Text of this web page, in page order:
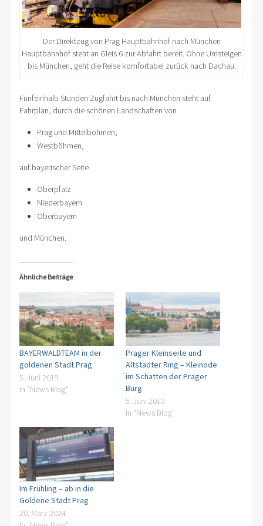
Der Direktzug von Prag Hauptbahnhof nach München
Hauptbahnhof steht an Gleis 6 zur Abfahrt bereit. Ohne Umsteigen
bis München, geht die Reise komfortabel zurück nach Dachau.
Fünfeinhalb Stunden Zugfahrt bis nach München steht auf
Fahrplan, durch die schönen Landschaften von
Prag und Mittelböhmen,
Westböhmen,
auf bayerischer Seite
Oberpfalz
Niederbayern
Oberbayern
und München.
Ähnliche Beiträge
BAYERWALDTEAM in der
goldenen Stadt Prag
5. Juni 2019
In "News Blog"
Prager Kleinseite und
Altstädter Ring – Kleinode
im Schatten der Prager
Burg
5. Juni 2019
In "News Blog"
Im Frühling – ab in die
Goldene Stadt Prag
20. März 2024